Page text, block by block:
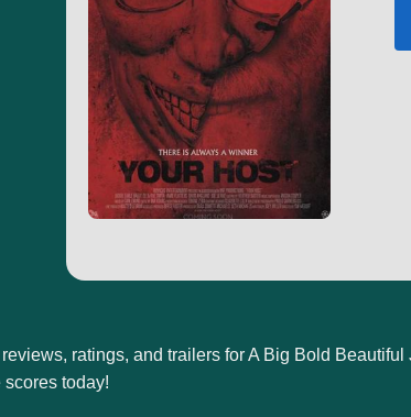
ratings, and trailers for A Big Bold
today!